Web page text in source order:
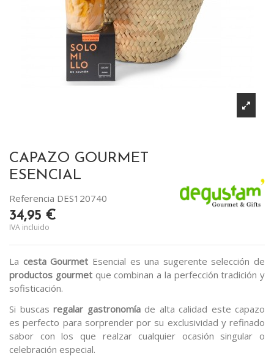
CAPAZO GOURMET
ESENCIAL
Referencia DES120740
34,95 €
IVA incluido
La cesta Gourmet Esencial es una sugerente selección de
productos gourmetque combinan a la perfección tradición y
sofisticación.
Si buscas regalar gastronomíade alta calidad este capazo
es perfecto para sorprender por su exclusividad y refinado
sabor con los que realzar cualquier ocasión singular o
celebración especial.